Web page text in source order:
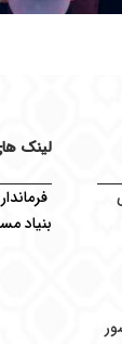
لینک
بنیاد